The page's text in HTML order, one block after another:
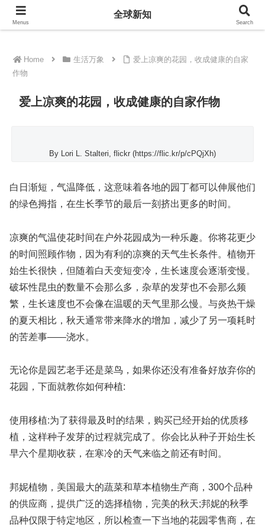
全球新知
Home 生活万象
爱上凉爽的花园，收成健康的自家
作物
爱上凉爽的花园，收成健康的自家作物
By Lori L. Stalteri, flickr (https://flic.kr/p/cPQjXh)
白日渐短，气温降低，这意味着各地的园丁都可以伸展他们
的绿色拇指，在生长季节的最后一刻挤出更多的时间。
凉爽的气温使花时间在户外花园成为一种乐趣。你将花更少
的时间照顾作物，因为有利的凉爽的天气生长条件。植物开
始生长很快，但随着白天变短变冷，生长速度会逐渐变慢。
破坏性昆虫的数量不会那么多，杂草的发芽也不会那么频
繁，生长速度也不会像在温暖的天气里那么慢。与炎热干燥
的夏天相比，秋天通常带来降水的增加，减少了另一项耗时
的苦差事——浇水。
无论你是园艺老手还是菜鸟，如果你还没有准备好放弃你的
花园，下面就教你如何种植:
使用移植:为了获得最及时的结果，购买已经开始的优质移
植，这样种子发芽的过程就完成了。你会比从种子开始生长
早六个星期收获，在寒冷的天气来临之前还有时间。
邦妮植物，美国最大的蔬菜和草本植物生产商，300个品种
的供应商，提供广泛的选择植物，完美的秋天;邦妮的秋季
品种仅限于特定地区，所以检查一下当地的花园零售商，在
Menus
全球新知
Search